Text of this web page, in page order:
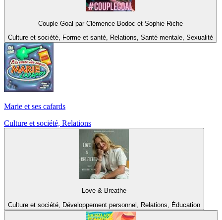
Couple Goal par Clémence Bodoc et Sophie Riche
Culture et société, Forme et santé, Relations, Santé mentale, Sexualité
Marie et ses cafards
Culture et société, Relations
Love & Breathe
Culture et société, Développement personnel, Relations, Éducation